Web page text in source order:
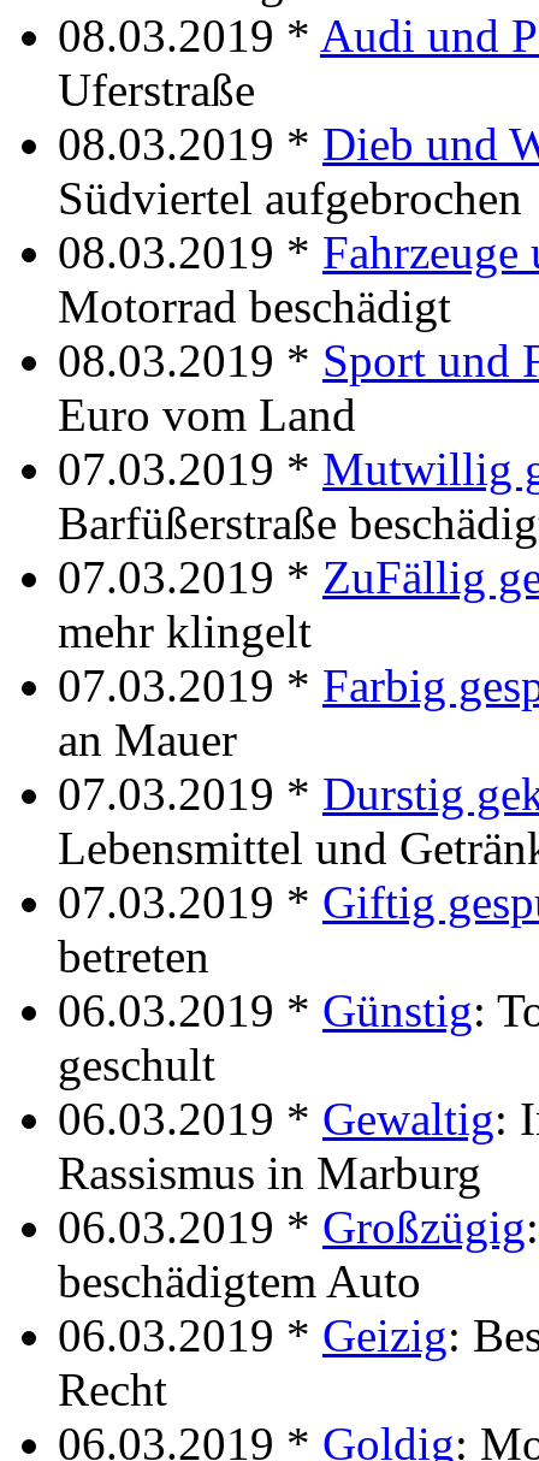
08.03.2019 * Audi und
Uferstraße
08.03.2019 * Dieb und
Südviertel aufgebrochen
08.03.2019 * Fahrzeuge
Motorrad beschädigt
08.03.2019 * Sport und
Euro vom Land
07.03.2019 * Mutwillig
Barfüßerstraße
07.03.2019 * ZuFällig
mehr klingelt
07.03.2019 * Farbig
an Mauer
07.03.2019 * Durstig
Lebensmittel und
07.03.2019 * Giftig
betreten
06.03.2019 * Günstig:
geschult
06.03.2019 * Gewaltig:
Rassismus in Marburg
06.03.2019 * Großzügig
beschädigtem Auto
06.03.2019 * Geizig:
Recht
06.03.2019 * Goldig: